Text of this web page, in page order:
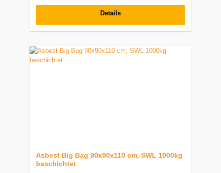
Details
Asbest Big Bag 90x90x110 cm, SWL 1000kg
beschichtet